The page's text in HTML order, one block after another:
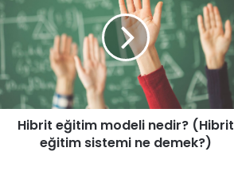
Hibrit eğitim modeli nedir? (Hibrit
eğitim sistemi ne demek?)